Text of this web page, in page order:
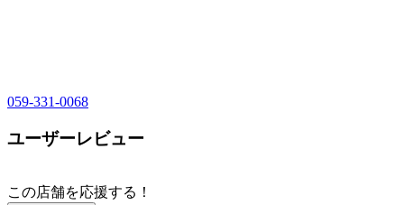
059-331-0068
ユーザーレビュー
この店舗を応援する！